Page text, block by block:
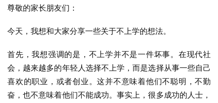
尊敬的家长朋友们：
今天，我想和大家分享一些关于不上学的想法。
首先，我想强调的是，不上学并不是一件坏事。在现代社
会，越来越多的年轻人选择不上学，而是选择从事一些自己
喜欢的职业，或者创业。这并不意味着他们不聪明，不勤
奋，也不意味着他们不能成功。事实上，很多成功的人士，